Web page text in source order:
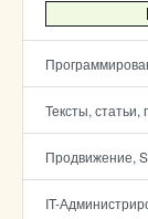
Тексты, статьи,
Продвижение,
IT-